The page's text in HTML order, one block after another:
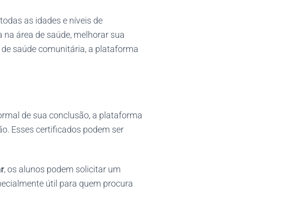
as idades e níveis de
área de saúde, melhorar sua
saúde comunitária, a plataforma
de sua conclusão, a plataforma
Esses certificados podem ser
, os alunos podem solicitar um
útil para quem procura